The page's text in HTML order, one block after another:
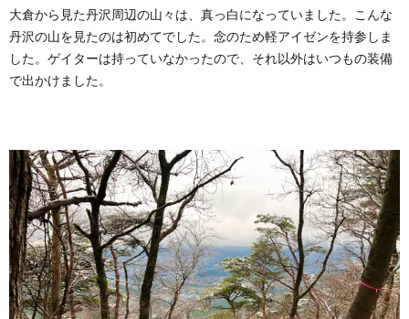
大倉から見た丹沢周辺の山々は、真っ白になっていました。こんな
丹沢の山を見たのは初めてでした。念のため軽アイゼンを持参しま
した。ゲイターは持っていなかったので、それ以外はいつもの装備
で出かけました。